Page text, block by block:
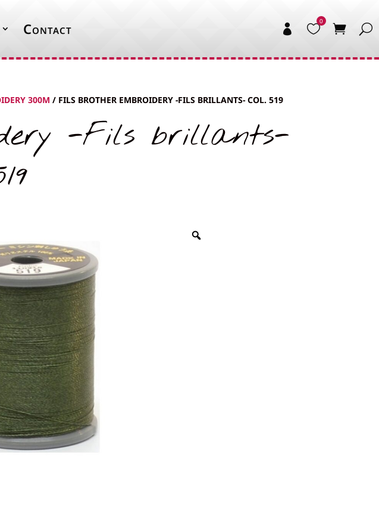
Contact  
300M / FILS BROTHER EMBROIDERY -FILS BRILLANTS- COL. 519
-Fils brillants-